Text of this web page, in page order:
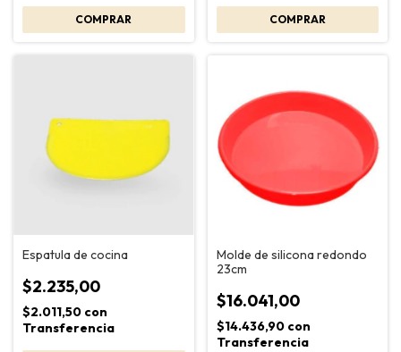
Espatula de cocina
$2.235,00
$2.011,50 con
Transferencia
Molde de silicona redondo
23cm
$16.041,00
$14.436,90 con
Transferencia